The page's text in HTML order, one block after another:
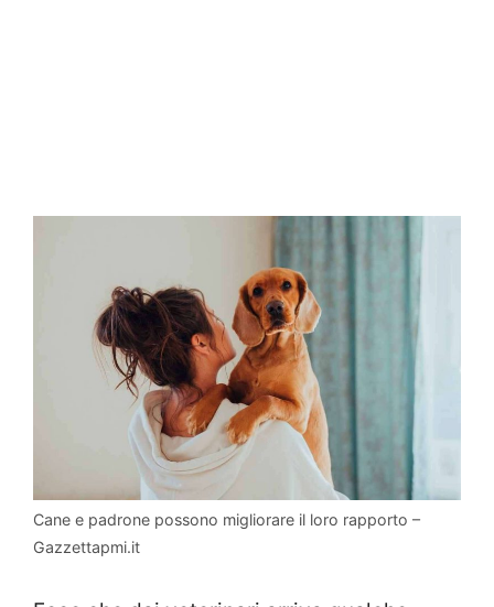
Cane e padrone possono migliorare il loro rapporto –
Gazzettapmi.it